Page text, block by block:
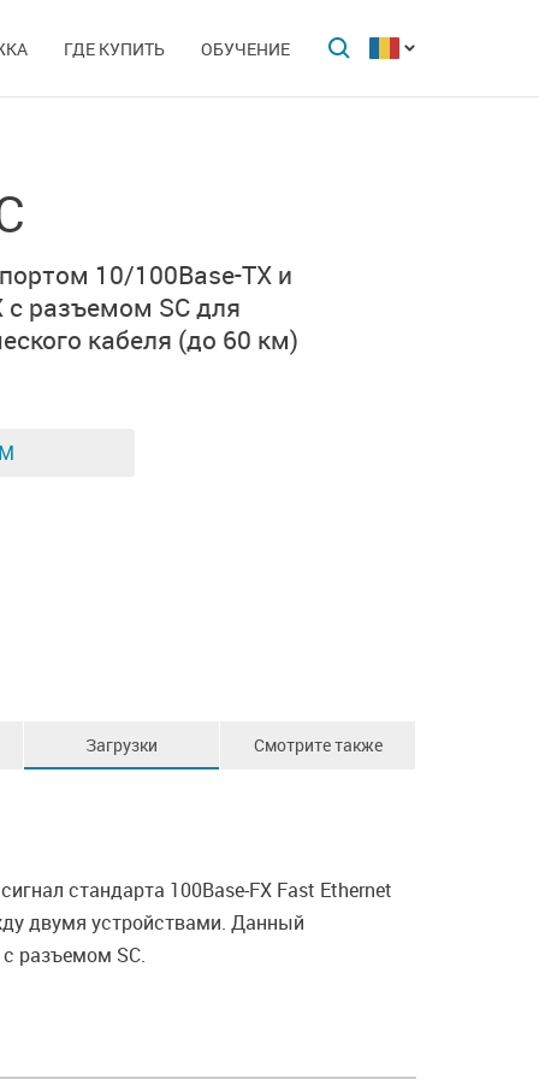
ГДЕ КУПИТЬ ОБУЧЕНИЕ
10/100Base-TX и
с разъемом SCдля
кабеля (до 60 км)
Загрузки Смотрите также
стандарта 100Base-FX Fast Ethernet
двумя устройствами. Данный
разъемом SC.